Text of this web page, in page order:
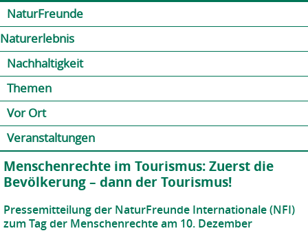
NaturFreunde
Naturerlebnis
Nachhaltigkeit
Themen
Vor Ort
Veranstaltungen
Menschenrechte im Tourismus: Zuerst die
Bevölkerung – dann der Tourismus!
Pressemitteilung der NaturFreunde Internationale (NFI)
zum Tag der Menschenrechte am 10. Dezember